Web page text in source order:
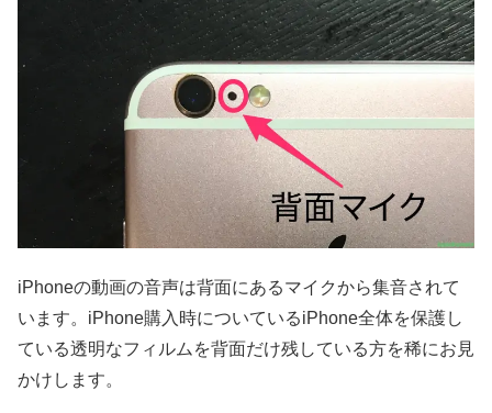
iPhoneの動画の音声は背面にあるマイクから集音されて
います。iPhone購入時についているiPhone全体を保護し
ている透明なフィルムを背面だけ残している方を稀にお見
かけします。